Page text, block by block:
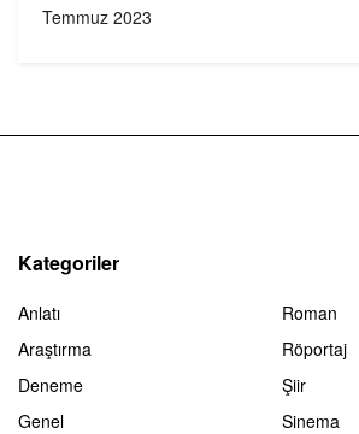
Temmuz 2023
Kategoriler
Anlatı
Araştırma
Deneme
Genel
Roman
Röportaj
Şiir
Sinema